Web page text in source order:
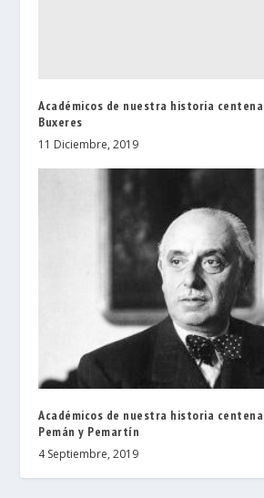
Académicos de nuestra historia
Buxeres
11 Diciembre, 2019
Académicos de nuestra historia
Pemán y Pemartín
4 Septiembre, 2019